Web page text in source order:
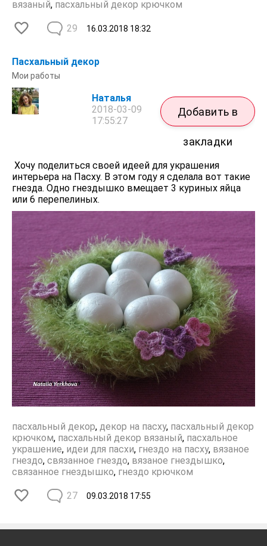
вязаный, пасхальный декор крючком
16.03.2018 18:32
29
Пасхальный декор
Мои работы
Наталья
2018-03-09
17:55:27
Добавить в
закладки
Хочу поделиться своей идеей для украшения
интерьера на Пасху. В этом году я сделала вот такие
гнезда. Одно гнездышко вмещает 3 куриных яйца
или 6 перепелиных.
пасхальный декор, декор на пасху, пасхальный декор
крючком, пасхальный декор вязаный, пасхальное
украшение, идеи для пасхи, гнездо на пасху, вязаное
гнездо, связанное гнездо, вязаное гнездышко,
связанное гнездышко, гнездо крючком
09.03.2018 17:55
27